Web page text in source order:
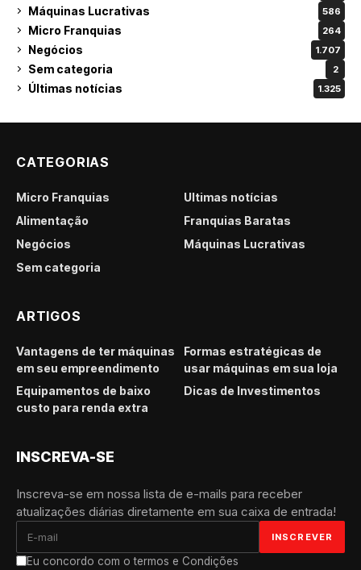
Máquinas Lucrativas 586
Micro Franquias 264
Negócios 1.707
Sem categoria 2
Últimas notícias 1.325
CATEGORIAS
Micro Franquias
Últimas notícias
Alimentação
Franquias Baratas
Negócios
Máquinas Lucrativas
Sem categoria
ARTIGOS
Vantagens de ter máquinas
em seu empreendimento
Formas estratégicas de
usar máquinas em sua loja
Equipamentos de baixo
custo para renda extra
Dicas de Investimentos
INSCREVA-SE
Inscreva-se em nossa lista de e-mails para receber
atualizações diárias diretamente em sua caixa de entrada!
Eu concordo com o termos e Condições